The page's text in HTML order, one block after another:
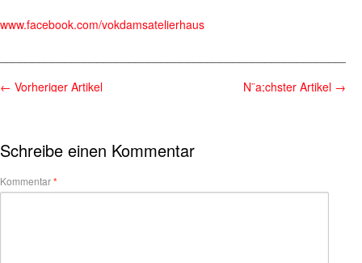
www.facebook.com/vokdamsatelierhaus
← Vorheriger Artikel N¨a;chster Artikel →
Schreibe einen Kommentar
Kommentar*